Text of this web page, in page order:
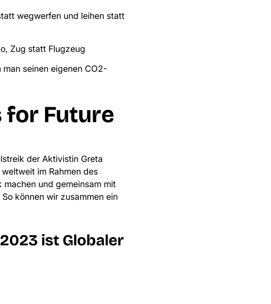
wegwerfen und leihen statt
Zug statt Flugzeug
man seinen eigenen CO2-
for Future
der Aktivistin Greta
im Rahmen des
machen und gemeinsam mit
können wir zusammen ein
ist Globaler